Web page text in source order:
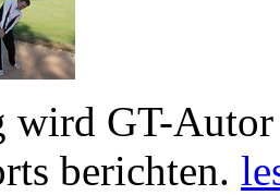
wird GT-
berichten.